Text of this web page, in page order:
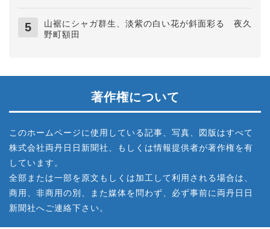
山裾にシャガ群生、淡紫の白い花が斜面彩る 夜久
野町額田
著作権について
このホームページに使用している記事、写真、図版はすべて
株式会社両丹日日新聞社、もしくは情報提供者が著作権を有
しています。
全部または一部を原文もしくは加工して利用される場合は、
商用、非商用の別、また媒体を問わず、必ず事前に両丹日日
新聞社へご連絡下さい。